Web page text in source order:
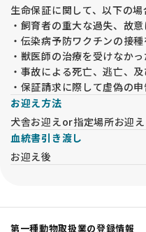
生命保証に関して、以下の場
・飼育者の重大な過失、故
・伝染病予防ワクチンの接
・獣医師の治療を受けなか
・事故による死亡、逃亡、及
・保証請求に際して虚偽の
お迎え方法
犬舎お迎えor指定場所お迎え
血統書引き渡し
お迎え後
第一種動物取扱業の登録情報